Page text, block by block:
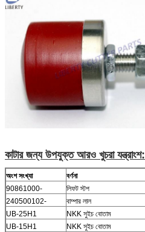
কাটার জন্য উপযুক্ত আরও খুচরা যন্ত্রাংশ:
অংশ সংখ্যা বর্ণনা
90861000-
লিফট স্টপ
240500102-
বাম্পার লাল
UB-25H1
NKK সুইচ বোতাম
UB-15H1
NKK সুইচ বোতাম